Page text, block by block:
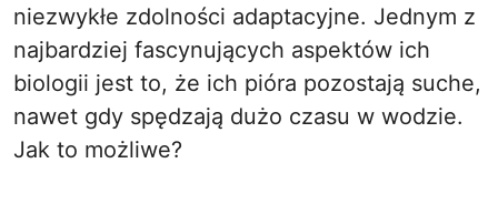
niezwykłe zdolności adaptacyjne. Jednym z
najbardziej fascynujących aspektów ich
biologii jest to, że ich pióra pozostają suche,
nawet gdy spędzają dużo czasu w wodzie.
Jak to możliwe?